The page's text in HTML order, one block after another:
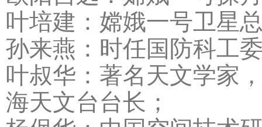
叶培建：嫦娥一号卫星
孙来燕：时任国防科工
叶叔华：著名天文学家
海天文台台长；